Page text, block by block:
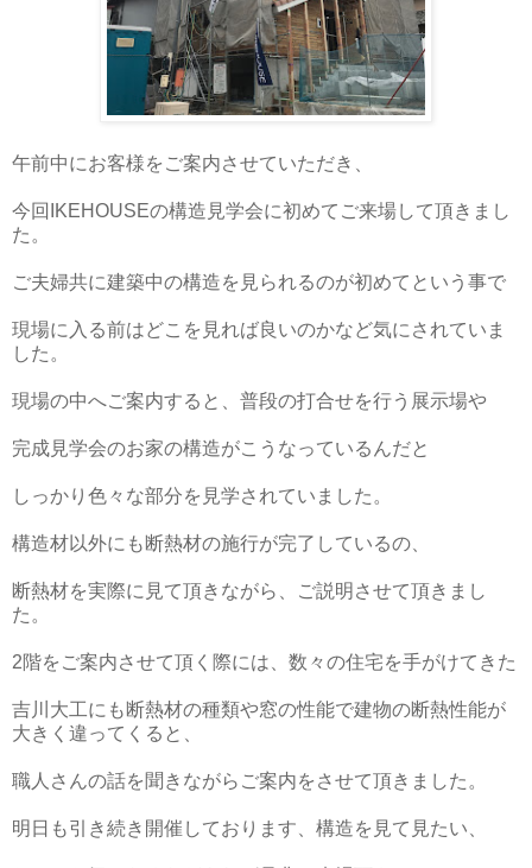
午前中にお客様をご案内させていただき、
今回IKEHOUSEの構造見学会に初めてご来場して頂きまし
た。
ご夫婦共に建築中の構造を見られるのが初めてという事で
現場に入る前はどこを見れば良いのかなど気にされていま
した。
現場の中へご案内すると、普段の打合せを行う展示場や
完成見学会のお家の構造がこうなっているんだと
しっかり色々な部分を見学されていました。
構造材以外にも断熱材の施行が完了しているの、
断熱材を実際に見て頂きながら、ご説明させて頂きまし
た。
2階をご案内させて頂く際には、数々の住宅を手がけてきた
吉川大工にも断熱材の種類や窓の性能で建物の断熱性能が
大きく違ってくると、
職人さんの話を聞きながらご案内をさせて頂きました。
明日も引き続き開催しております、構造を見て見たい、